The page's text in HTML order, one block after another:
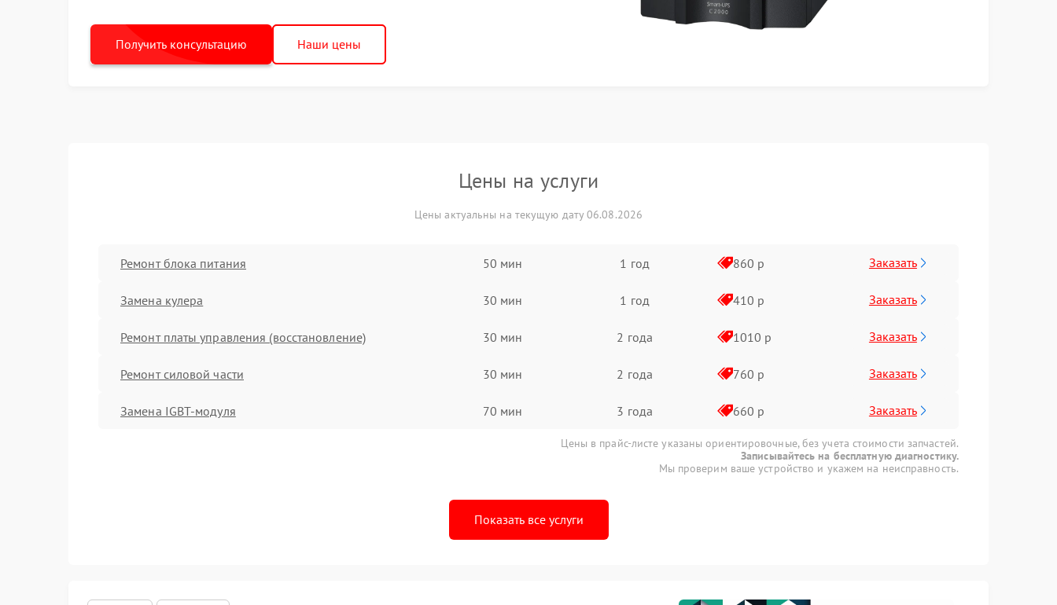
Получить консультацию Наши цены
Цены на услуги
Цены актуальны на текущую дату 06.08.2026
Ремонт блока питания 50 мин 1 год 860 р Заказать
Замена кулера 30 мин 1 год 410 р Заказать
Ремонт платы управления (восстановление) 30 мин 2 года 1010 р Заказать
Ремонт силовой части 30 мин 2 года 760 р Заказать
Замена IGBT-модуля 70 мин 3 года 660 р Заказать
Цены в прайс-листе указаны ориентировочные, без учета стоимости запчастей.
Записывайтесь на бесплатную диагностику.
Мы проверим ваше устройство и укажем на неисправность.
Показать все услуги